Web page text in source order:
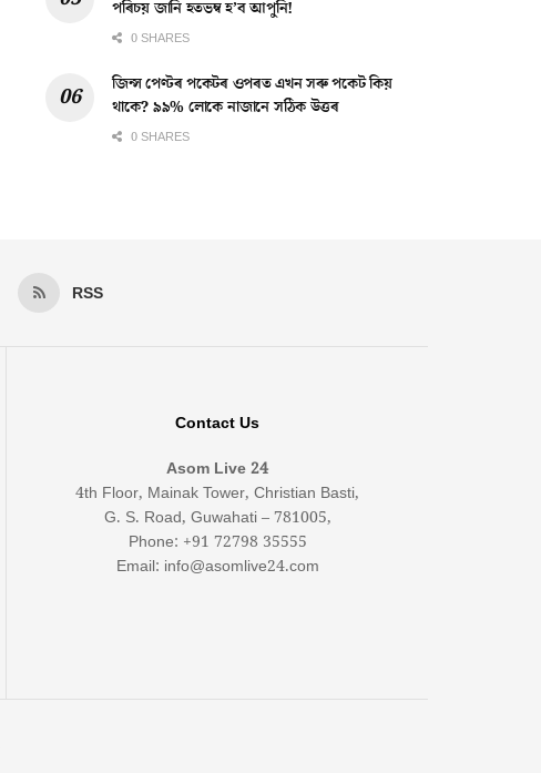
পৰিচয় জানি হতভম্ব হ’ব আপুনি!
0 SHARES
জিন্স পেণ্টৰ পকেটৰ ওপৰত এখন সৰু পকেট কিয়
থাকে? ৯৯% লোকে নাজানে সঠিক উত্তৰ
0 SHARES
RSS
Contact Us
Asom Live 24
4th Floor, Mainak Tower, Christian Basti,
G. S. Road, Guwahati – 781005,
Phone: +91 72798 35555
Email: info@asomlive24.com